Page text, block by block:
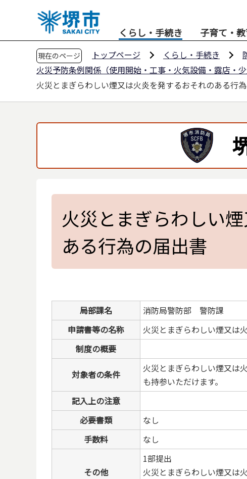
頭
くらし・手続き 子育て・
現在のページ トップページ くらし・手続き
火災予防条例関係（使用開始・工事・火気設備・露店・少
火災とまぎらわしい煙又は火炎を発するおそれのある行
火災とまぎらわしい
ある行為の届出書
局部課名
消防局警防部 警防課
申請書等の名称
火災とまぎらわしい煙又は
制度の概要
対象者の条件
火災とまぎらわしい煙又は
も持参いただけます。
記入上の注意
必要書類
なし
手数料
なし
その他
1部提出
火災とまぎらわしい煙又は